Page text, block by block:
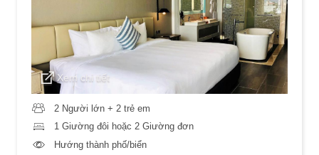
Xem chi tiết
2 Người lớn + 2 trẻ em
1 Giường đôi hoặc 2 Giường đơn
Hướng thành phố/biển